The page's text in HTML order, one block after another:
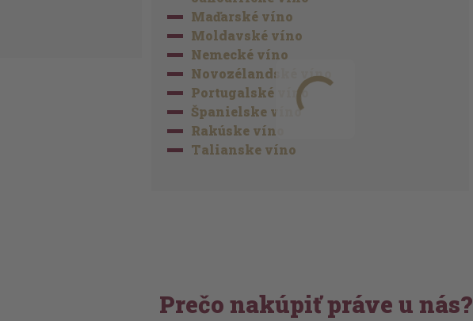
Maďarské víno
Moldavské víno
Nemecké víno
Novozélandské víno
Portugalské víno
Španielske víno
Rakúske víno
Talianske víno
Prečo nakúpiť práve u nás?